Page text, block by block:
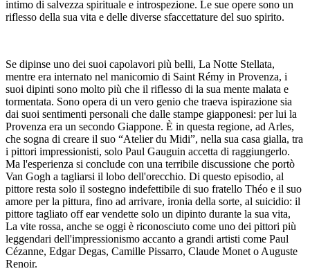
intimo di salvezza spirituale e introspezione. Le sue opere sono un
riflesso della sua vita e delle diverse sfaccettature del suo spirito.
Se dipinse uno dei suoi capolavori più belli, La Notte Stellata,
mentre era internato nel manicomio di Saint Rémy in Provenza, i
suoi dipinti sono molto più che il riflesso di la sua mente malata e
tormentata. Sono opera di un vero genio che traeva ispirazione sia
dai suoi sentimenti personali che dalle stampe giapponesi: per lui la
Provenza era un secondo Giappone. È in questa regione, ad Arles,
che sogna di creare il suo “Atelier du Midi”, nella sua casa gialla, tra
i pittori impressionisti, solo Paul Gauguin accetta di raggiungerlo.
Ma l'esperienza si conclude con una terribile discussione che portò
Van Gogh a tagliarsi il lobo dell'orecchio. Di questo episodio, al
pittore resta solo il sostegno indefettibile di suo fratello Théo e il suo
amore per la pittura, fino ad arrivare, ironia della sorte, al suicidio: il
pittore tagliato off ear vendette solo un dipinto durante la sua vita,
La vite rossa, anche se oggi è riconosciuto come uno dei pittori più
leggendari dell'impressionismo accanto a grandi artisti come Paul
Cézanne, Edgar Degas, Camille Pissarro, Claude Monet o Auguste
Renoir.